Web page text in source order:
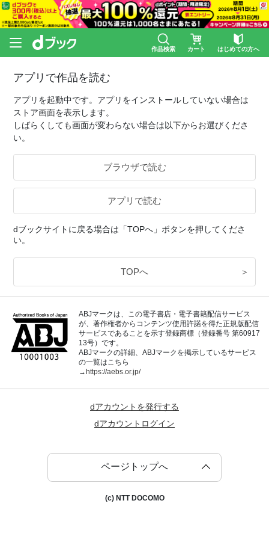
作品検索 カート はじめての方へ
アプリで作品を読む
アプリを起動中です。アプリをインストールしていない場合は
ストア画面を表示します。
しばらくしても画面が変わらない場合は以下からお選びくださ
い。
ブラウザで読む
アプリで読む
dブックサイトに戻る場合は「TOPへ」ボタンを押してくださ
い。
TOPへ ＞
ABJマークは、この電子書店・電子書籍配信サービス
が、著作権者からコンテンツ使用許諾を得た正規版配信
サービスであることを示す登録商標（登録番号 第60917
13号）です。
ABJマークの詳細、ABJマークを掲示しているサービス
の一覧はこちら
→https://aebs.or.jp/
dアカウントを発行する
dアカウントログイン
ページトップへ
(c) NTT DOCOMO